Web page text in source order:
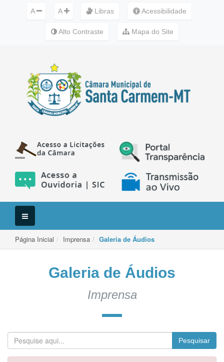
A A Libras Acessibilidade
Alto Contraste Mapa do Site
Menu
de
Navegação
Página Inicial Imprensa Galeria de Áudios
Galeria de Áudios
Imprensa
Pesquisar